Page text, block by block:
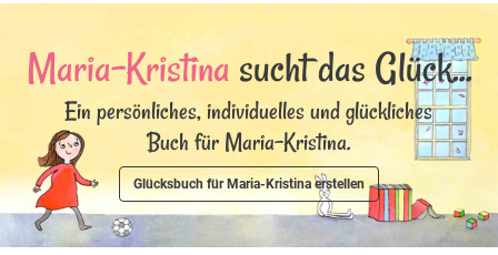
Maria-Kristina sucht das Glück...
Ein persönliches, individuelles und glückliches
Buch für Maria-Kristina.
Glücksbuch für Maria-Kristina erstellen